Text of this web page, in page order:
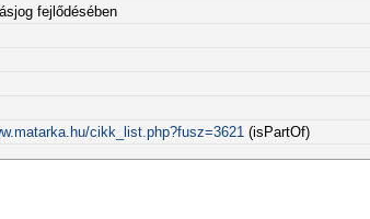
fejlődésében
cikk_list.php?fusz=3621 (isPartOf)